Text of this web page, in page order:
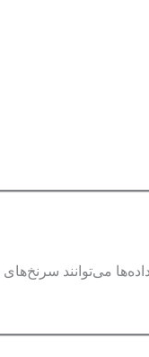
می‌توانند